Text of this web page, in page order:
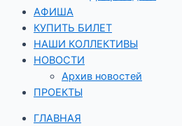
АФИША
КУПИТЬ БИЛЕТ
НАШИ КОЛЛЕКТИВЫ
НОВОСТИ
Архив новостей
ПРОЕКТЫ
ГЛАВНАЯ